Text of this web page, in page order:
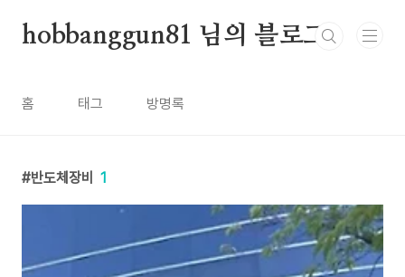
hobbanggun81 님의 블로그
홈 태그 방명록
반도체장비 1